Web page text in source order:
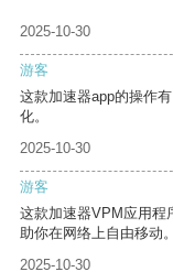
2025-10-30
游客
这款加速器app的操作
化。
2025-10-30
游客
这款加速器VPM应用程
助你在网络上自由移动。
2025-10-30